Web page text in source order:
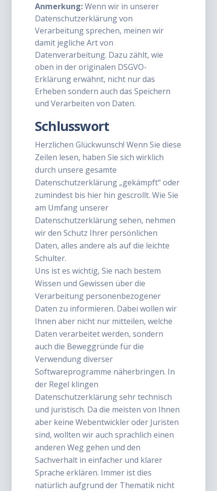
Anmerkung:Wenn wir in unserer
Datenschutzerklärung von
Verarbeitung sprechen, meinen wir
damit jegliche Art von
Datenverarbeitung. Dazu zählt, wie
oben in der originalen DSGVO-
Erklärung erwähnt, nicht nur das
Erheben sondern auch das Speichern
und Verarbeiten von Daten.
Schlusswort
Herzlichen Glückwunsch! Wenn Sie diese
Zeilen lesen, haben Sie sich wirklich
durch unsere gesamte
Datenschutzerklärung „gekämpft“ oder
zumindest bis hier hin gescrollt. Wie Sie
am Umfang unserer
Datenschutzerklärung sehen, nehmen
wir den Schutz Ihrer persönlichen
Daten, alles andere als auf die leichte
Schulter.
Uns ist es wichtig, Sie nach bestem
Wissen und Gewissen über die
Verarbeitung personenbezogener
Daten zu informieren. Dabei wollen wir
Ihnen aber nicht nur mitteilen, welche
Daten verarbeitet werden, sondern
auch die Beweggründe für die
Verwendung diverser
Softwareprogramme näherbringen. In
der Regel klingen
Datenschutzerklärung sehr technisch
und juristisch. Da die meisten von Ihnen
aber keine Webentwickler oder Juristen
sind, wollten wir auch sprachlich einen
anderen Weg gehen und den
Sachverhalt in einfacher und klarer
Sprache erklären. Immer ist dies
natürlich aufgrund der Thematik nicht